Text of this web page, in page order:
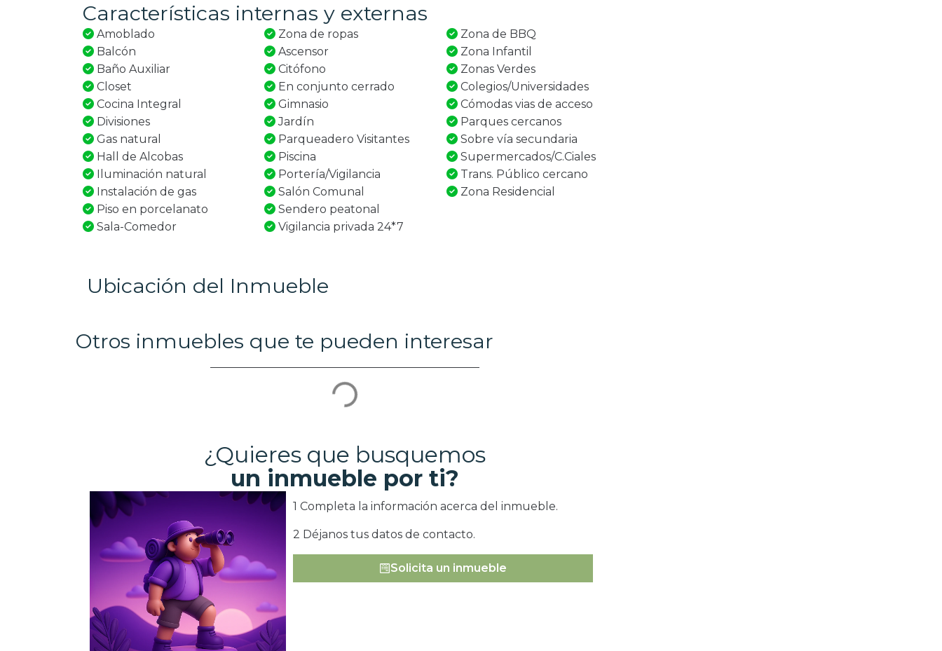
Características internas y externas
Amoblado
Balcón
Baño Auxiliar
Closet
Cocina Integral
Divisiones
Gas natural
Hall de Alcobas
Iluminación natural
Instalación de gas
Piso en porcelanato
Sala-Comedor
Zona de ropas
Ascensor
Citófono
En conjunto cerrado
Gimnasio
Jardín
Parqueadero Visitantes
Piscina
Portería/Vigilancia
Salón Comunal
Sendero peatonal
Vigilancia privada 24*7
Zona de BBQ
Zona Infantil
Zonas Verdes
Colegios/Universidades
Cómodas vias de acceso
Parques cercanos
Sobre vía secundaria
Supermercados/C.Ciales
Trans. Público cercano
Zona Residencial
Ubicación del Inmueble
Otros inmuebles que te pueden interesar
¿Quieres que busquemos
un inmueble por ti?
1 Completa la información acerca del inmueble.
2 Déjanos tus datos de contacto.
Solicita un inmueble